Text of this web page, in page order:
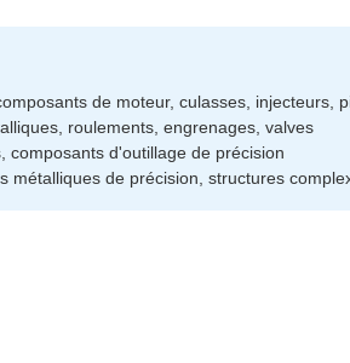
de moteur, culasses, injecteurs,
roulements, engrenages, valves
composants d'outillage de précision
métalliques de précision, structures